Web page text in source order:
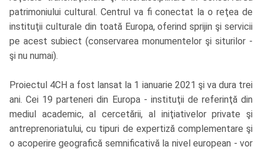
patrimoniului cultural. Centrul va fi conectat la o reţea de
instituţii culturale din toată Europa, oferind sprijin şi servicii
pe acest subiect (conservarea monumentelor şi siturilor -
şi nu numai).
Proiectul 4CH a fost lansat la 1 ianuarie 2021 şi va dura trei
ani. Cei 19 parteneri din Europa - instituţii de referinţă din
mediul academic, al cercetării, al iniţiativelor private şi
antreprenoriatului, cu tipuri de expertiză complementare şi
o acoperire geografică semnificativă la nivel european - vor